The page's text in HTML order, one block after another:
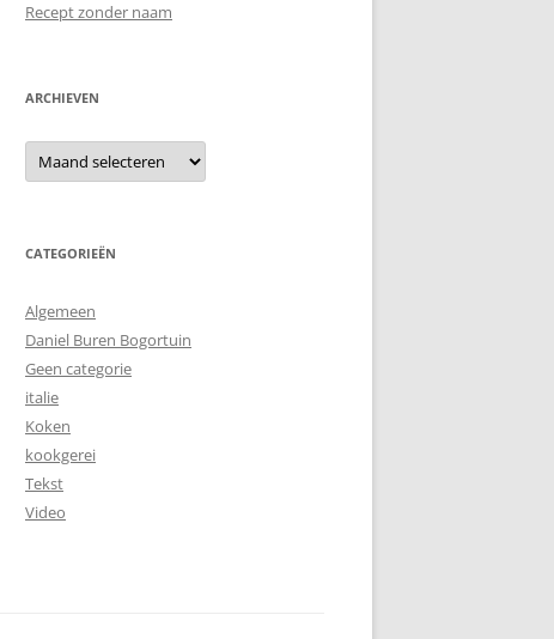
Recept zonder naam
ARCHIEVEN
Archieven
CATEGORIEËN
Algemeen
Daniel Buren Bogortuin
Geen categorie
italie
Koken
kookgerei
Tekst
Video